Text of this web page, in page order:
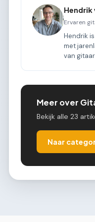
Hendrik
Ervaren
Hendrik
met
van
Meer over
Bekijk alle 23
Naar